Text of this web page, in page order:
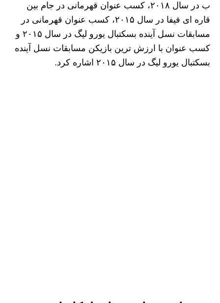
ب در سال ۲۰۱۸، کسب عنوان قهرمانی در جام بین
قاره ‌ای فیفا در سال ۲۰۱۵، کسب عنوان قهرمانی در
مسابقات نسل آینده بسکتبال یورو لیگ در سال ۲۰۱۵ و
کسب عنوان با ارزش ‌ترین بازیکن مسابقات نسل آینده
بسکتبال یورو لیگ در سال ۲۰۱۵ اشاره کرد.